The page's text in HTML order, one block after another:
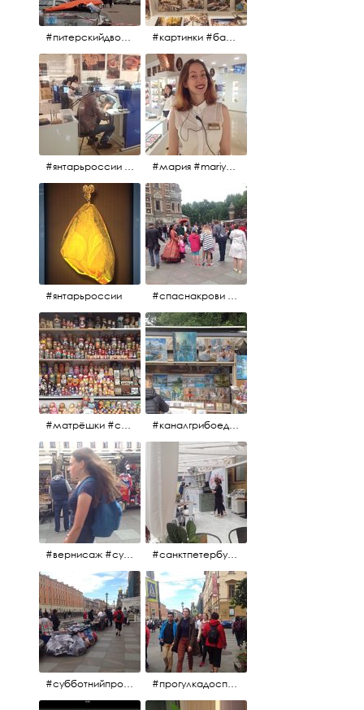
#питерскийдвор #спаснакрови #июльскийдень2017 #картинки #балетпитера #янтарьроссиии
#янтарьроссии #янтарь #мария #mariya #янтарьроссии
#янтарьроссии #спаснакрови #михайловскийсад
#матрёшки #сувениры #вернисаж #каналгрибоедова #санктпетербург #вернисаж #
#вернисаж #сувениры #картины #санктпетербург #летнеекафе
#субботнийпроменад #набережнаяканалагрибоедова #санктпетербург #прогулкадоспасаиобратно #санктпетербург #15july2017 #субботнийпитерскийдень #субботнийпроменад #послеобеда